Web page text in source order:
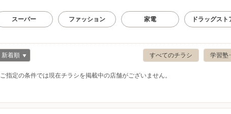
スーパー ファッション 家電 ドラッグスト
学習塾
すべてのチラシ
新着順
ご指定の条件では現在チラシを掲載中の店舗がございません。